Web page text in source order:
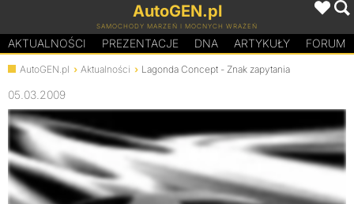
AutoGEN.pl
SAMOCHODY MARZEŃ I MOCNYCH WRAŻEŃ
AKTUALNOŚCI PREZENTACJE DNA ARTYKUŁY FORUM
AutoGEN.pl Aktualności Lagonda Concept - Znak zapytania
05.03.2009